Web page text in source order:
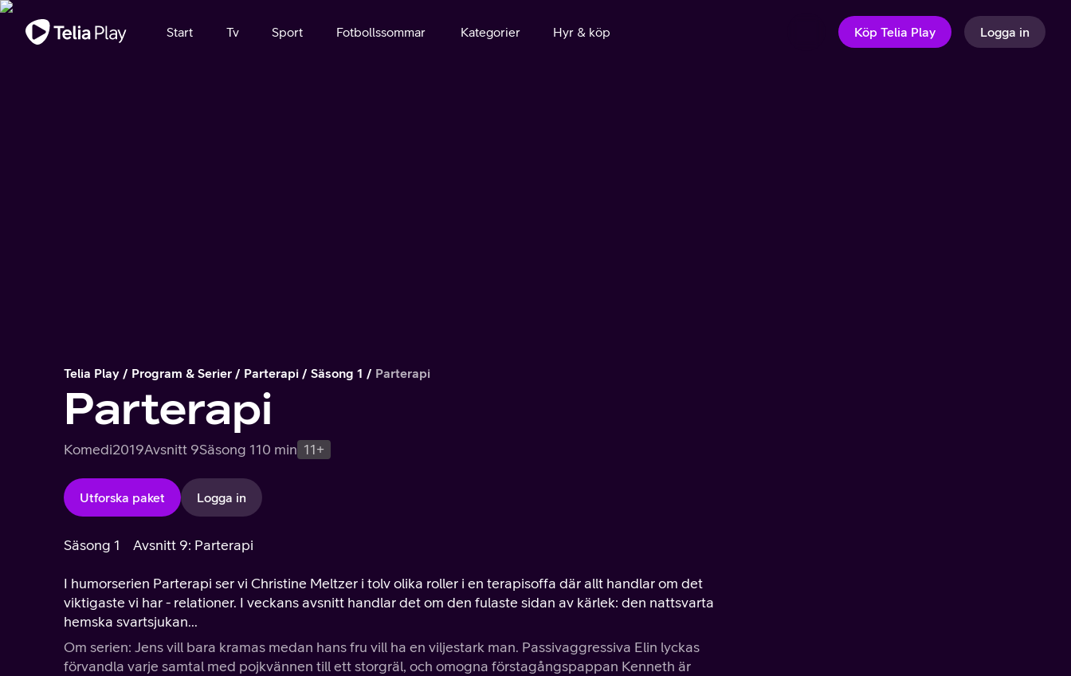
Viktigt meddelande
Start Tv Sport Fotbollssommar Kategorier Hyr & köp Köp Telia Play Logga in
Telia Play Program & Serier Parterapi Säsong 1 Parterapi
Parterapi
Komedi2019Avsnitt 9Säsong 110 min 11+
Utforska paket Logga in
Säsong 1 Avsnitt 9: Parterapi
I humorserien Parterapi ser vi Christine Meltzer i tolv olika roller i en terapisoffa där allt handlar om det
viktigaste vi har - relationer. I veckans avsnitt handlar det om den fulaste sidan av kärlek: den nattsvarta
hemska svartsjukan...
Om serien: Jens vill bara kramas medan hans fru vill ha en viljestark man. Passivaggressiva Elin lyckas
förvandla varje samtal med pojkvännen till ett storgräl, och omogna förstagångspappan Kenneth är